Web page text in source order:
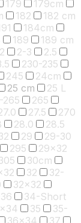
179
179cm
182
182 cm
184cm
189
189 cm
2 2-3
2.5
230-235
245
24cm
25 cm
25 L
265
265
27.5
270
28.0
28.5
29
29-30
295
29x32
30cm
32
32-
32x32
34-Short
35
35-
36x34
37